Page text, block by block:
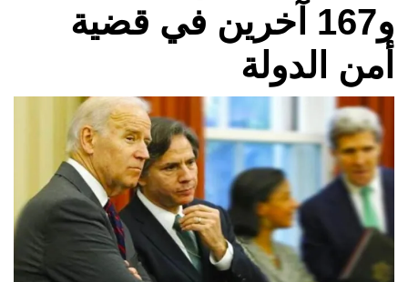
و167 آخرين في قضية
أمن الدولة